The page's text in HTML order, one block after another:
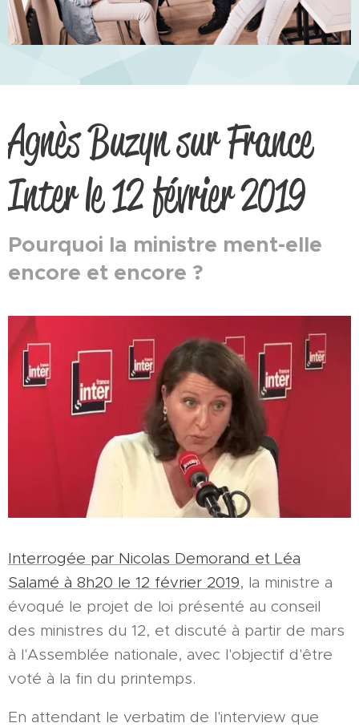
Agnès Buzyn sur France
Inter le 12 février 2019
Pourquoi la ministre ment-elle
encore et encore ?
Interrogée par Nicolas Demorand et Léa
Salamé à 8h20 le 12 février 2019, la ministre a
évoqué le projet de loi présenté au conseil
des ministres du 12, et discuté à partir de mars
à l'Assemblée nationale, avec l'objectif d'être
voté à la fin du printemps.
En attendant le verbatim de l'interview que